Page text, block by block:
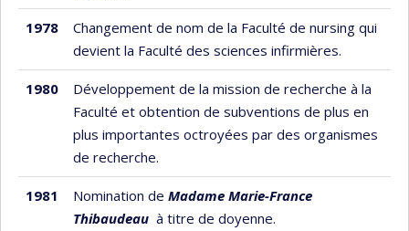
1978
Changement de nom de la Faculté de nursing qui
devient la Faculté des sciences infirmières.
1980
Développement de la mission de recherche à la
Faculté et obtention de subventions de plus en
plus importantes octroyées par des organismes
de recherche.
1981 Nomination de Madame Marie-France
Thibaudeau à titre de doyenne.